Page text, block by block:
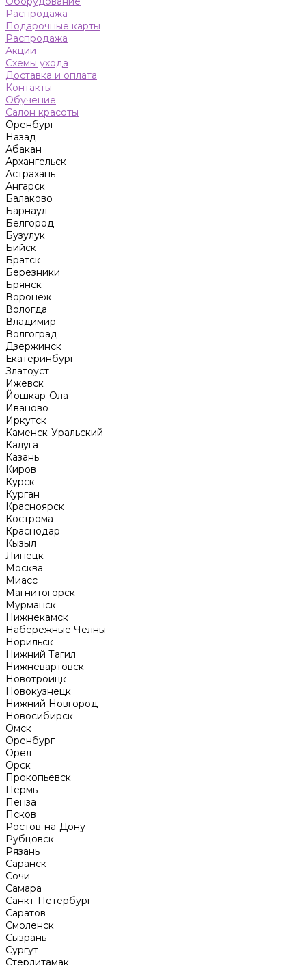
Распродажа
Подарочные карты
Распродажа
Акции
Схемы ухода
Доставка и оплата
Контакты
Обучение
Салон красоты
Оренбург
Назад
Абакан
Архангельск
Астрахань
Ангарск
Балаково
Барнаул
Белгород
Бузулук
Бийск
Братск
Березники
Брянск
Воронеж
Вологда
Владимир
Волгоград
Дзержинск
Екатеринбург
Златоуст
Ижевск
Йошкар-Ола
Иваново
Иркутск
Каменск-Уральский
Калуга
Казань
Киров
Курск
Курган
Красноярск
Кострома
Краснодар
Кызыл
Липецк
Москва
Миасс
Магнитогорск
Мурманск
Нижнекамск
Набережные Челны
Норильск
Нижний Тагил
Нижневартовск
Новотроицк
Новокузнецк
Нижний Новгород
Новосибирск
Омск
Оренбург
Орёл
Орск
Прокопьевск
Пермь
Пенза
Псков
Ростов-на-Дону
Рубцовск
Рязань
Саранск
Сочи
Самара
Санкт-Петербург
Саратов
Смоленск
Сызрань
Сургут
Стерлитамак